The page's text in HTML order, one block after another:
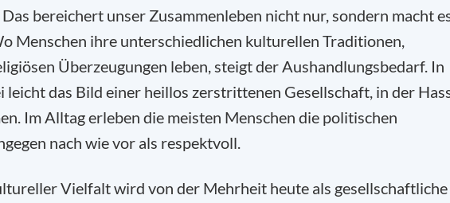
bereichert unser Zusammenleben nicht nur, sondern macht
Menschen ihre unterschiedlichen kulturellen Traditionen,
Überzeugungen leben, steigt der Aushandlungsbedarf. In
leicht das Bild einer heillos zerstrittenen Gesellschaft, in der
Im Alltag erleben die meisten Menschen die politischen
nach wie vor als respektvoll.
Vielfalt wird von der Mehrheit heute als gesellschaftliche